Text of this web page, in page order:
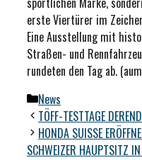
erste Viertürer im
Eine Ausstellung mit
Straßen- und
rundeten den Tag ab.
Kategorien
News
TÖFF-TESTTAGE
HONDA SUISSE
SCHWEIZER HAUPTSITZ